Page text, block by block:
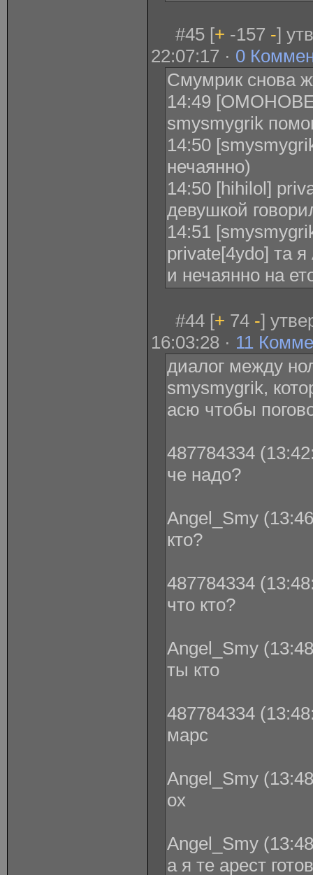
#45 [+ -157 -]
22:07:17 · 0
Смумрик снова
14:49
smysmygrik
14:50
нечаянно)
14:50 [hihilol]
девушкой
14:51
private[4ydo] та
и нечаянно на
#44 [+ 74 -]
16:03:28 · 11
диалог между
smysmygrik,
асю чтобы
487784334
че надо?
Angel_Smy
кто?
487784334
что кто?
Angel_Smy
ты кто
487784334
марс
Angel_Smy
ох
Angel_Smy
а я те арест